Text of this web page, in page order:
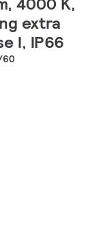
extra
I, IP66
60